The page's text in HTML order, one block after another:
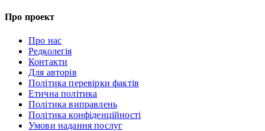
Про проект
Про нас
Редколегія
Контакти
Для авторів
Політика перевірки фактів
Етична політика
Політика виправлень
Політика конфіденційності
Умови надання послуг